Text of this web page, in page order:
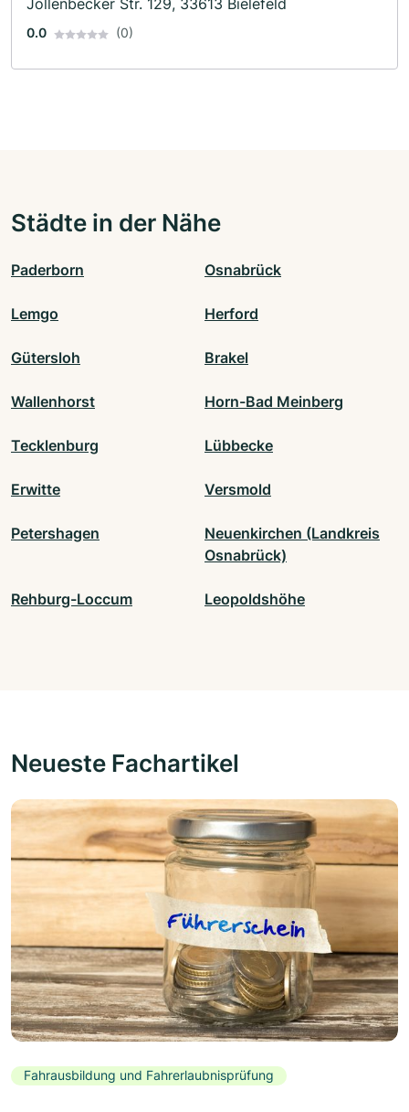
Jöllenbecker Str. 129, 33613 Bielefeld
0.0 (0)
Städte in der Nähe
Paderborn Osnabrück
Lemgo Herford
Gütersloh Brakel
Wallenhorst Horn-Bad Meinberg
Tecklenburg Lübbecke
Erwitte Versmold
Petershagen
Neuenkirchen (Landkreis
Osnabrück)
Rehburg-Loccum Leopoldshöhe
Neueste Fachartikel
Fahrausbildung und Fahrerlaubnisprüfung